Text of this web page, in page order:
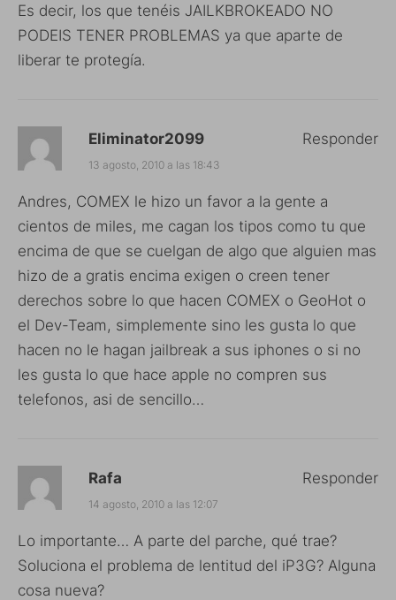
Es decir, los que tenéis JAILKBROKEADO NO
PODEIS TENER PROBLEMAS ya que aparte de
liberar te protegía.
Eliminator2099
13 agosto, 2010 a las 18:43
Andres, COMEX le hizo un favor a la gente a
cientos de miles, me cagan los tipos como tu que
encima de que se cuelgan de algo que alguien mas
hizo de a gratis encima exigen o creen tener
derechos sobre lo que hacen COMEX o GeoHot o
el Dev-Team, simplemente sino les gusta lo que
hacen no le hagan jailbreak a sus iphones o si no
les gusta lo que hace apple no compren sus
telefonos, asi de sencillo…
Responder
Rafa
14 agosto, 2010 a las 12:07
Lo importante… A parte del parche, qué trae?
Soluciona el problema de lentitud del iP3G? Alguna
cosa nueva?
Responder